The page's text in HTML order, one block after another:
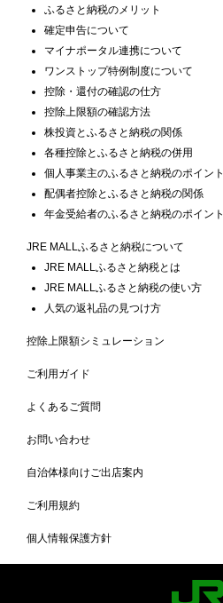
ふるさと納税のメリット
確定申告について
マイナポータル連携について
ワンストップ特例制度について
控除・還付の確認の仕方
控除上限額の確認方法
株投資とふるさと納税の関係
各種控除とふるさと納税の併用
個人事業主のふるさと納税のポイント
配偶者控除とふるさと納税の関係
年金受給者のふるさと納税のポイント
JRE MALLふるさと納税について
JRE MALLふるさと納税とは
JRE MALLふるさと納税の使い方
人気の返礼品の見つけ方
控除上限額シミュレーション
ご利用ガイド
よくあるご質問
お問い合わせ
自治体様向けご出店案内
ご利用規約
個人情報保護方針